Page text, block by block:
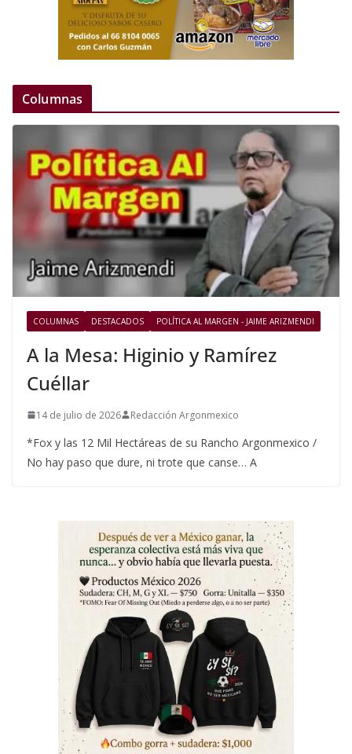
Columnas
COLUMNAS DESTACADOS POLÍTICA AL MARGEN - JAIME ARIZMENDI
A la Mesa: Higinio y Ramírez
Cuéllar
14 de julio de 2026 Redacción Argonmexico
*Fox y las 12 Mil Hectáreas de su Rancho Argonmexico /
No hay paso que dure, ni trote que canse… A